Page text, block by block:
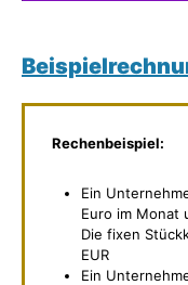
Rechenbeispiel:
Ein
Euro im Monat
Die fixen
EUR
Ein